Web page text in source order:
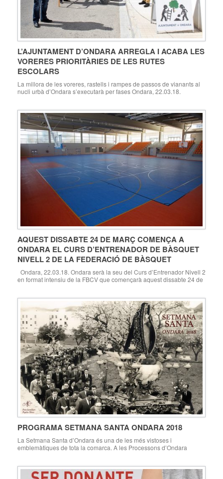
L’AJUNTAMENT D’ONDARA ARREGLA I ACABA LES
VORERES PRIORITÀRIES DE LES RUTES
ESCOLARS
La millora de les voreres, rastells i rampes de passos de vianants al
nucli urbà d’Ondara s’executarà per fases Ondara, 22.03.18.
acabats en el nucli urbà, i que sumen un total de 692,77 m². […]
AQUEST DISSABTE 24 DE MARÇ COMENÇA A
ONDARA EL CURS D’ENTRENADOR DE BÀSQUET
NIVELL 2 DE LA FEDERACIÓ DE BÀSQUET
Ondara, 22.03.18. Ondara serà la seu del Curs d’Entrenador Nivell 2
en format intensiu de la FBCV que començarà aquest dissabte 24 de
presentació del curs, i que […]
PROGRAMA SETMANA SANTA ONDARA 2018
La Setmana Santa d’Ondara és una de les més vistoses i
emblemàtiques de tota la comarca. A les Processons d’Ondara
Sant). A Ondara se celebren, a més a més, actes destacats i propis